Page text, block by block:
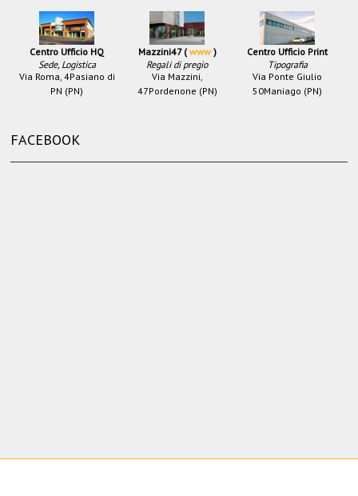
Centro Ufficio HQ
Sede, Logistica
Via Roma, 4Pasiano di
PN (PN)
Mazzini47 (www)
Regali di pregio
Via Mazzini,
47Pordenone (PN)
Centro Ufficio Print
Tipografia
Via Ponte Giulio
50Maniago (PN)
FACEBOOK